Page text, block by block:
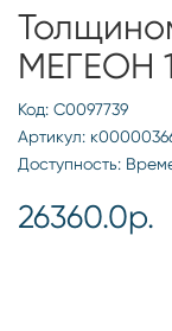
МЕГЕОН
Код: С0097739
Артикул:
Доступность:
26360.0р.